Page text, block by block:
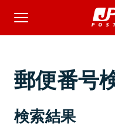
郵便番号
検索結果